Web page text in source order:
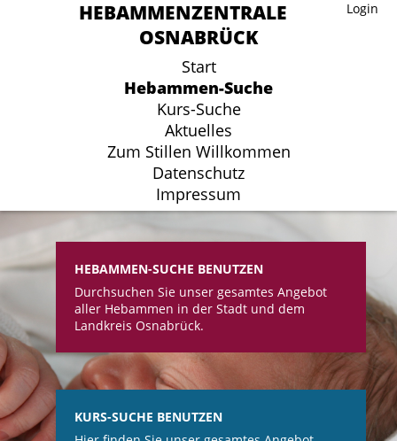
Login
HEBAMMENZENTRALE
OSNABRÜCK
Start
Hebammen-Suche
Kurs-Suche
Aktuelles
Zum Stillen Willkommen
Datenschutz
Impressum
Login
HEBAMMENZENTRALE
OSNABRÜCK
Start
Hebammen-Suche
Kurs-Suche
Aktuelles
Zum Stillen Willkommen
Datenschutz
Impressum
HEBAMMEN-SUCHE BENUTZEN
Durchsuchen Sie unser gesamtes Angebot
aller Hebammen in der Stadt und dem
Landkreis Osnabrück.
KURS-SUCHE BENUTZEN